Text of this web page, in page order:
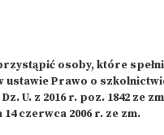
osoby, które
ustawie Prawo o
U. z 2016 r. poz. 1842 ze
14 czerwca 2006 r. ze zm.